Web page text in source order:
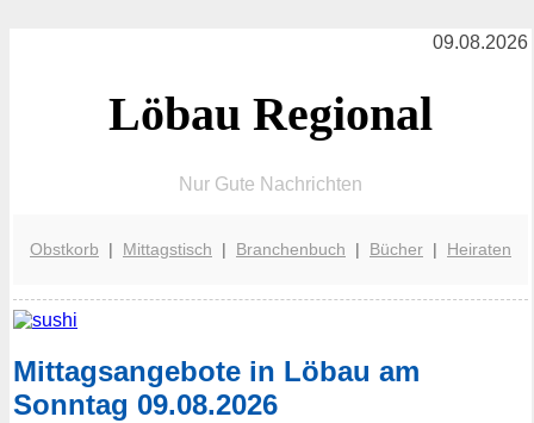
09.08.2026
Löbau Regional
Nur Gute Nachrichten
Obstkorb | Mittagstisch | Branchenbuch | Bücher | Heiraten
Mittagsangebote in Löbau am
Sonntag 09.08.2026